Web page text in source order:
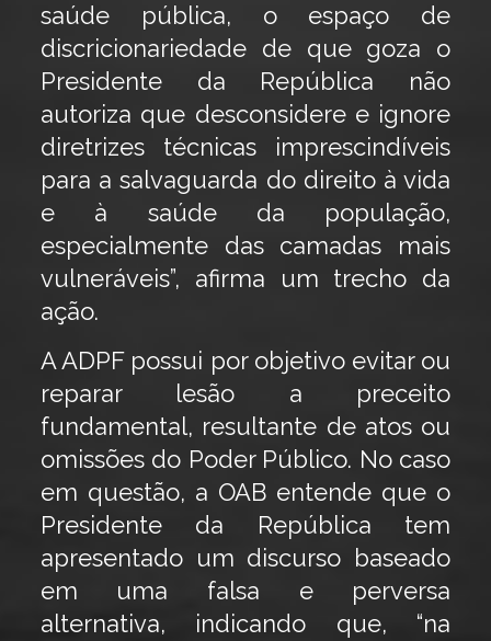
saúde pública, o espaço de
discricionariedade de que goza o
Presidente da República não
autoriza que desconsidere e ignore
diretrizes técnicas imprescindíveis
para a salvaguarda do direito à vida
e à saúde da população,
especialmente das camadas mais
vulneráveis”, afirma um trecho da
ação.
A ADPF possui por objetivo evitar ou
reparar lesão a preceito
fundamental, resultante de atos ou
omissões do Poder Público. No caso
em questão, a OAB entende que o
Presidente da República tem
apresentado um discurso baseado
em uma falsa e perversa
alternativa, indicando que, “na